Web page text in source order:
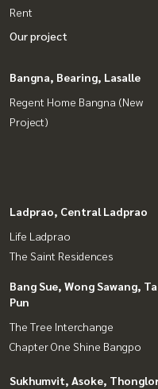
Rent
Our project
Bangna, Bearing, Lasalle
Regent Home Bangna (New
Project)
Ladprao, Central Ladprao
Life Ladprao
The Saint Residences
Bang Sue, Wong Sawang,
Pun
The Tree Interchange
Chapter One Shine Bangpo
Sukhumvit, Asoke,